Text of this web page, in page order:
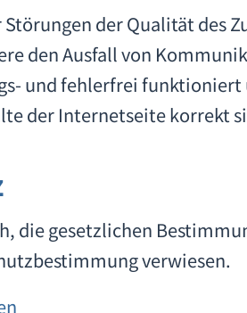
der Qualität des
den Ausfall von
und fehlerfrei funktioniert
der Internetseite korrekt
die gesetzlichen
verwiesen.